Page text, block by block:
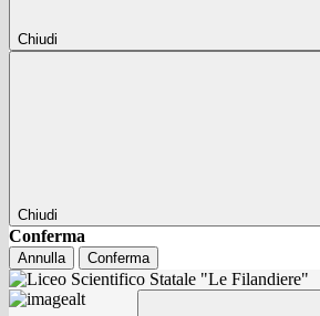
Chiudi
Chiudi
Conferma
Annulla Conferma